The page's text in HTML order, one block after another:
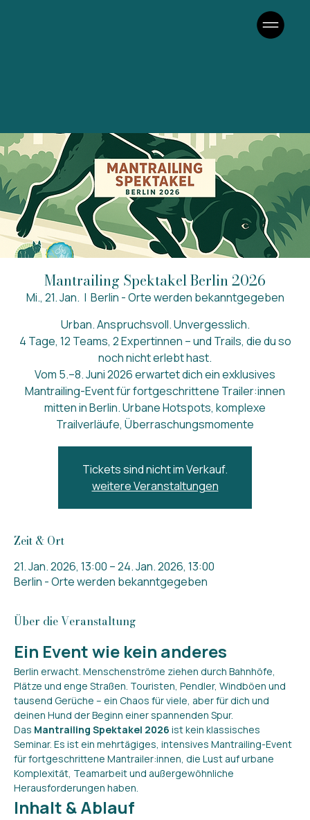
Mantrailing Spektakel Berlin 2026
Mi., 21. Jan.
  |
Berlin - Orte werden bekanntgegeben
Urban. Anspruchsvoll. Unvergesslich.
4 Tage, 12 Teams, 2 Expertinnen – und Trails, die du so
noch nicht erlebt hast.
Vom 5.–8. Juni 2026 erwartet dich ein exklusives
Mantrailing-Event für fortgeschrittene Trailer:innen
mitten in Berlin. Urbane Hotspots, komplexe
Trailverläufe, Überraschungsmomente
Tickets sind nicht im Verkauf.
weitere Veranstaltungen
Zeit & Ort
21. Jan. 2026, 13:00 – 24. Jan. 2026, 13:00
Berlin - Orte werden bekanntgegeben
Über die Veranstaltung
Ein Event wie kein anderes
Berlin erwacht. Menschenströme ziehen durch Bahnhöfe,
Plätze und enge Straßen. Touristen, Pendler, Windböen und
tausend Gerüche – ein Chaos für viele, aber für dich und
deinen Hund der Beginn einer spannenden Spur.
Das Mantrailing Spektakel 2026 ist kein klassisches
Seminar. Es ist ein mehrtägiges, intensives Mantrailing-Event
für fortgeschrittene Mantrailer:innen, die Lust auf urbane
Komplexität, Teamarbeit und außergewöhnliche
Herausforderungen haben.
Inhalt & Ablauf